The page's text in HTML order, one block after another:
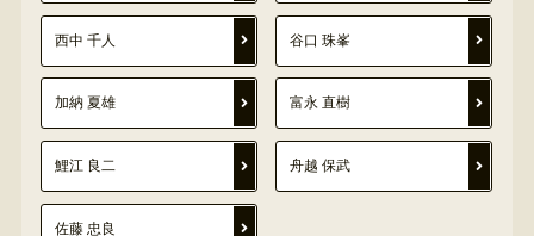
西中 千人 谷口 珠峯
加納 夏雄 富永 直樹
鯉江 良二 舟越 保武
佐藤 忠良